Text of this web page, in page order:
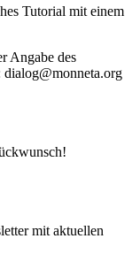
Tutorial mit einem
Angabe des
mit aktuellen